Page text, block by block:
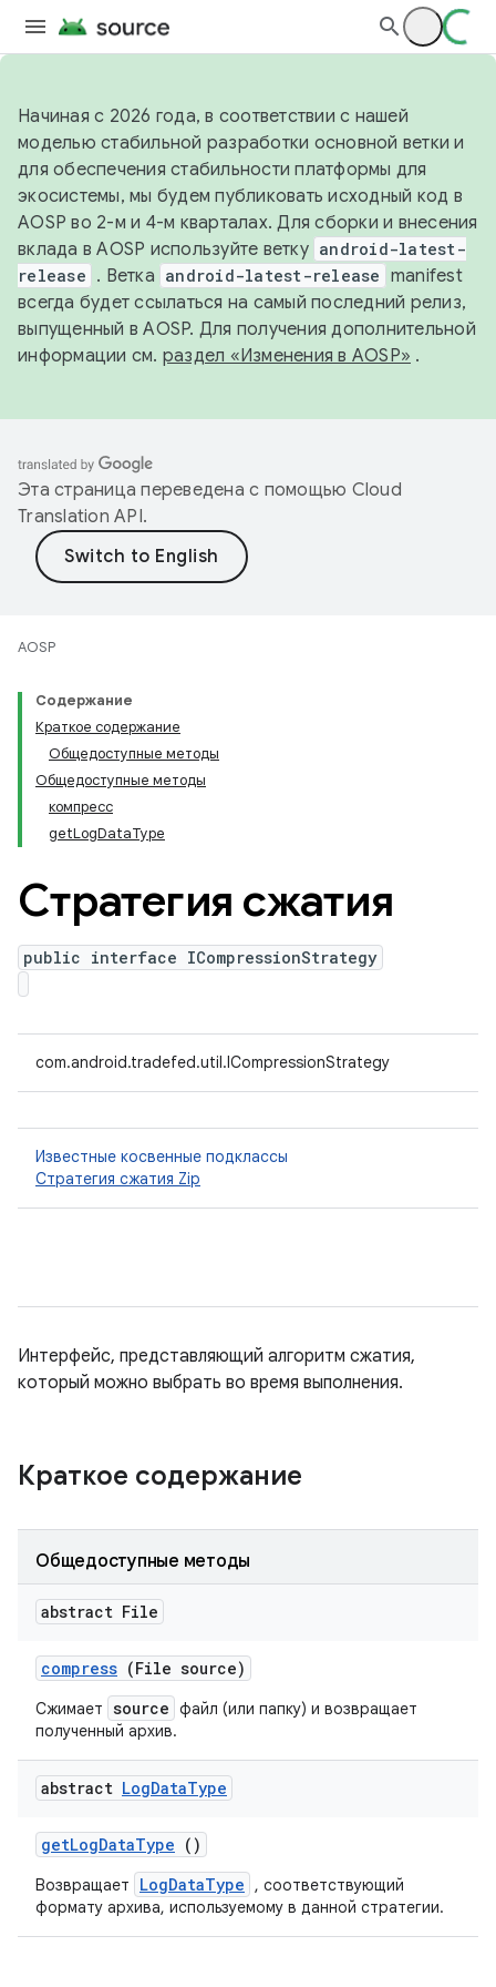
Начиная с 2026 года, в соответствии с нашей
моделью стабильной разработки основной ветки и
для обеспечения стабильности платформы для
экосистемы, мы будем публиковать исходный код в
AOSP во 2-м и 4-м кварталах. Для сборки и внесения
вклада в AOSP используйте ветку android-latest-
release . Ветка android-latest-release manifest
всегда будет ссылаться на самый последний релиз,
выпущенный в AOSP. Для получения дополнительной
информации см. раздел «Изменения в AOSP» .
Эта страница переведена с помощью Cloud
Translation API.
AOSP
Содержание
Краткое содержание
Общедоступные методы
Общедоступные методы
компресс
getLogDataType
Стратегия сжатия
public interface ICompressionStrategy
com.android.tradefed.util.ICompressionStrategy
Известные косвенные подклассы
Стратегия сжатия Zip
Интерфейс, представляющий алгоритм сжатия,
который можно выбрать во время выполнения.
Краткое содержание
Общедоступные методы
abstract File
compress (File source)
Сжимает source
файл (или папку) и возвращает
полученный архив.
abstract LogDataType
getLogDataType ()
Возвращает LogDataType
, соответствующий
формату архива, используемому в данной стратегии.